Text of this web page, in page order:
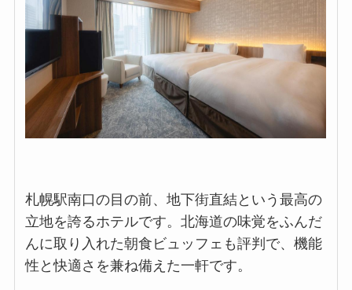
札幌駅南口の目の前、地下街直結という最高の
立地を誇るホテルです。北海道の味覚をふんだ
んに取り入れた朝食ビュッフェも評判で、機能
性と快適さを兼ね備えた一軒です。